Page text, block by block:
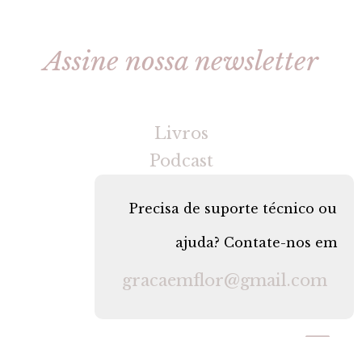
Assine nossa newsletter
Livros
Podcast
Precisa de suporte técnico ou
ajuda? Contate-nos em
gracaemflor@gmail.com